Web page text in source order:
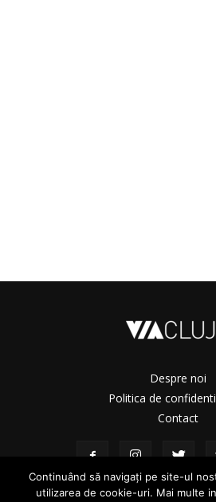
Despre noi
Politica de
Contact
Continuând să navigați pe site-ul
utilizarea de cookie-uri. Mai multe